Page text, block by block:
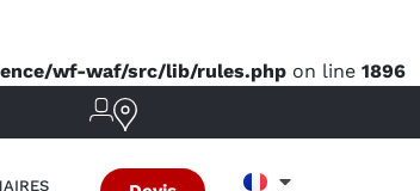
wf-waf/src/lib/rules.php on line 1896